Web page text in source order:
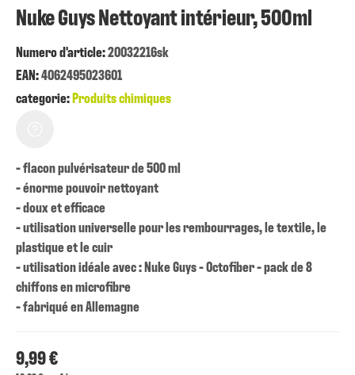
Nuke Guys Nettoyant intérieur, 500ml
Numero d'article:20032216sk
EAN:4062495023601
categorie:Produits chimiques
- flacon pulvérisateur de 500 ml
- énorme pouvoir nettoyant
- doux et efficace
- utilisation universelle pour les rembourrages, le textile, le
plastique et le cuir
- utilisation idéale avec : Nuke Guys - Octofiber - pack de 8
chiffons en microfibre
- fabriqué en Allemagne
9,99 €